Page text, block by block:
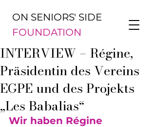
ON SENIORS' SIDE
FOUNDATION
INTERVIEW – Régine,
Präsidentin des Vereins
EGPE und des Projekts
„Les Babalias“
Wir haben Régine